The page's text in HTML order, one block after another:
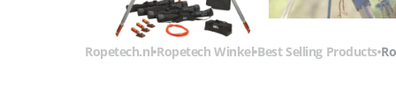
Ropetech.nl Ropetech Winkel Best Selling Products